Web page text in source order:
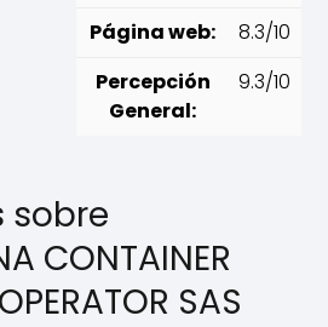
Página web:
8.3/10
Percepción
General:
9.3/10
sobre
CONTAINER
SAS